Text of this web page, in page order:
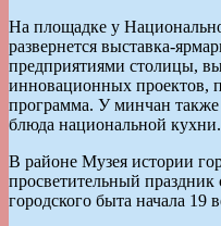
На площадке у
развернется выставка-
предприятиями столицы,
инновационных проектов,
программа. У минчан также
блюда национальной кухни.
В районе Музея истории
просветительный
городского быта начала 19